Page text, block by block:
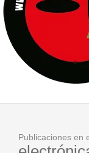
MARSHALL
JOFRE
Publicaciones en